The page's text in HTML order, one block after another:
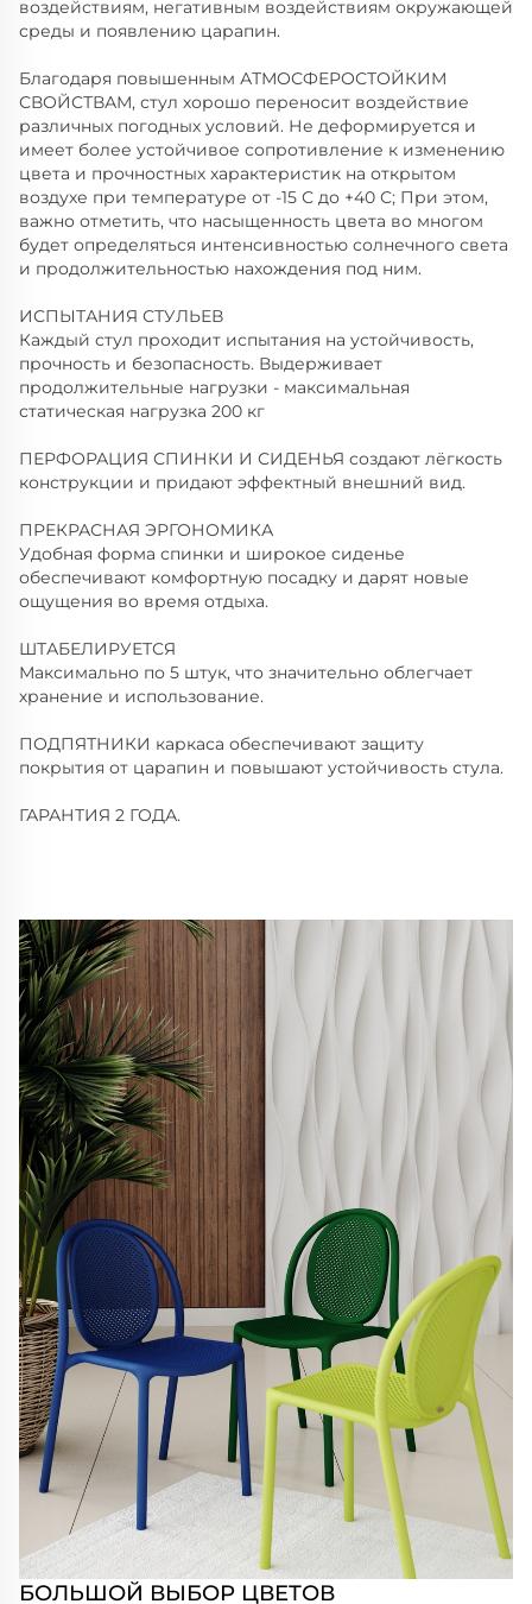
воздействиям, негативным воздействиям окружающей
среды и появлению царапин.
Благодаря повышенным АТМОСФЕРОСТОЙКИМ
СВОЙСТВАМ, стул хорошо переносит воздействие
различных погодных условий. Не деформируется и
имеет более устойчивое сопротивление к изменению
цвета и прочностных характеристик на открытом
воздухе при температуре от -15 С до +40 С; При этом,
важно отметить, что насыщенность цвета во многом
будет определяться интенсивностью солнечного света
и продолжительностью нахождения под ним.
ИСПЫТАНИЯ СТУЛЬЕВ
Каждый стул проходит испытания на устойчивость,
прочность и безопасность. Выдерживает
продолжительные нагрузки - максимальная
статическая нагрузка 200 кг
ПЕРФОРАЦИЯ СПИНКИ И СИДЕНЬЯ создают лёгкость
конструкции и придают эффектный внешний вид.
ПРЕКРАСНАЯ ЭРГОНОМИКА
Удобная форма спинки и широкое сиденье
обеспечивают комфортную посадку и дарят новые
ощущения во время отдыха.
ШТАБЕЛИРУЕТСЯ
Максимально по 5 штук, что значительно облегчает
хранение и использование.
ПОДПЯТНИКИ каркаса обеспечивают защиту
покрытия от царапин и повышают устойчивость стула.
ГАРАНТИЯ 2 ГОДА.
БОЛЬШОЙ ВЫБОР ЦВЕТОВ